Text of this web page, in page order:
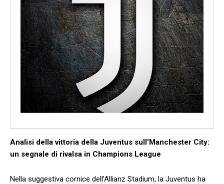
Analisi della vittoria della Juventus sull’Manchester City:⁣
un segnale ‍di rivalsa in Champions League
Nella suggestiva cornice dell’Allianz⁣ Stadium, la Juventus ha